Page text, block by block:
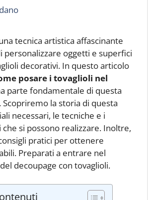
tecnica artistica affascinante
personalizzare oggetti e superfici
decorativi. In questo articolo
posare i tovaglioli nel
parte fondamentale di questa
Scopriremo la storia di questa
necessari, le tecniche e i
si possono realizzare. Inoltre,
pratici per ottenere
Preparati a entrare nel
decoupage con tovaglioli.